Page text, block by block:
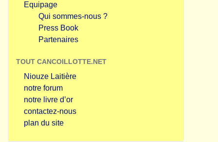
Equipage
Qui sommes-nous ?
Press Book
Partenaires
TOUT CANCOILLOTTE.NET
Niouze Laitière
notre forum
notre livre d’or
contactez-nous
plan du site